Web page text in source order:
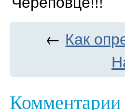
← Как
Комментарии